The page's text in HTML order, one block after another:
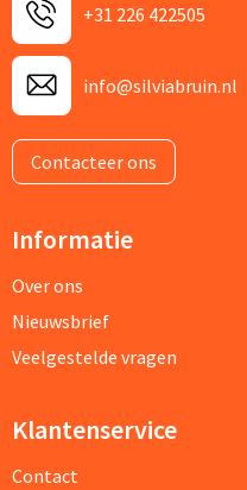
+31 226 422505
info@silviabruin.nl
Contacteer ons
Informatie
Over ons
Nieuwsbrief
Veelgestelde vragen
Klantenservice
Contact